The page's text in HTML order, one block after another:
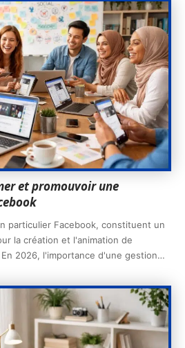
et promouvoir une
particulier Facebook, constituent un
la création et l'animation de
2026, l'importance d'une gestion…